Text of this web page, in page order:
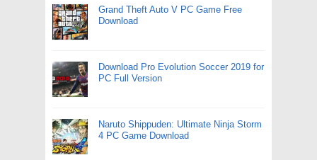
Grand Theft Auto V PC Game Free
Download
Download Pro Evolution Soccer 2019 for
PC Full Version
Naruto Shippuden: Ultimate Ninja Storm
4 PC Game Download